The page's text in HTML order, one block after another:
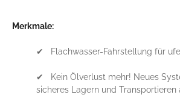
Merkmale:
✔ Flachwasser-Fahrstellung für
✔ Kein Ölverlust mehr! Neues
sicheres Lagern und Transportieren